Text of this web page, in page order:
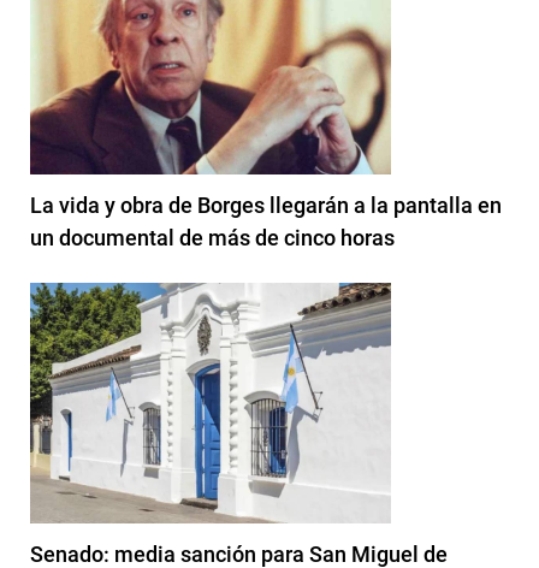
La vida y obra de Borges llegarán a la pantalla en
un documental de más de cinco horas
Senado: media sanción para San Miguel de